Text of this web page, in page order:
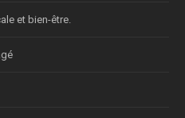
et bien-être.